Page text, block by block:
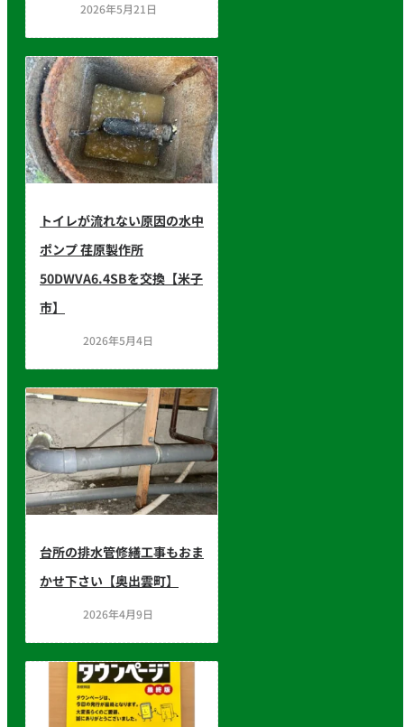
2026年5月21日
トイレが流れない原因の水中
ポンプ 荏原製作所
50DWVA6.4SBを交換【米子
市】
2026年5月4日
台所の排水管修繕工事もおま
かせ下さい【奥出雲町】
2026年4月9日